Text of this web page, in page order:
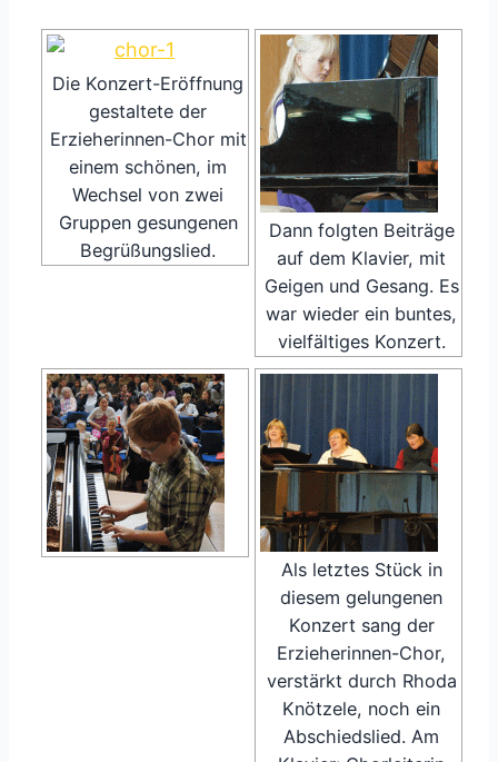
Die Konzert-Eröffnung
gestaltete der
Erzieherinnen-Chor mit
einem schönen, im
Wechsel von zwei
Gruppen gesungenen
Begrüßungslied.
Dann folgten Beiträge
auf dem Klavier, mit
Geigen und Gesang. Es
war wieder ein buntes,
vielfältiges Konzert.
Als letztes Stück in
diesem gelungenen
Konzert sang der
Erzieherinnen-Chor,
verstärkt durch Rhoda
Knötzele, noch ein
Abschiedslied. Am